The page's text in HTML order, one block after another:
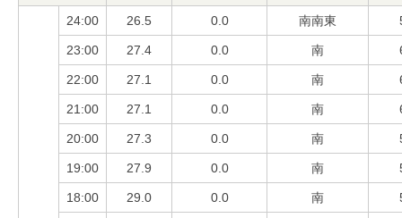
24:00 26.5 0.0 南南東
23:00 27.4 0.0 南
22:00 27.1 0.0 南
21:00 27.1 0.0 南
20:00 27.3 0.0 南
19:00 27.9 0.0 南
18:00 29.0 0.0 南